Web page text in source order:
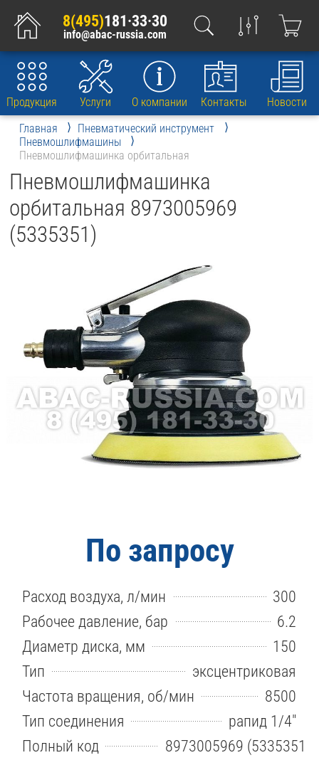
8(495)181·33·30
info@abac-russia.com
Продукция Услуги О компании Контакты
Новости
Главная
Пневматический инструмент
Пневмошлифмашины
Пневмошлифмашинка орбитальная
Пневмошлифмашинка
орбитальная 8973005969
(5335351)
По запросу
Расход воздуха, л/мин
300
Рабочее давление, бар
6.2
Диаметр диска, мм
150
Тип
эксцентриковая
Частота вращения, об/мин
8500
Тип соединения
рапид 1/4"
Полный код
8973005969 (5335351)